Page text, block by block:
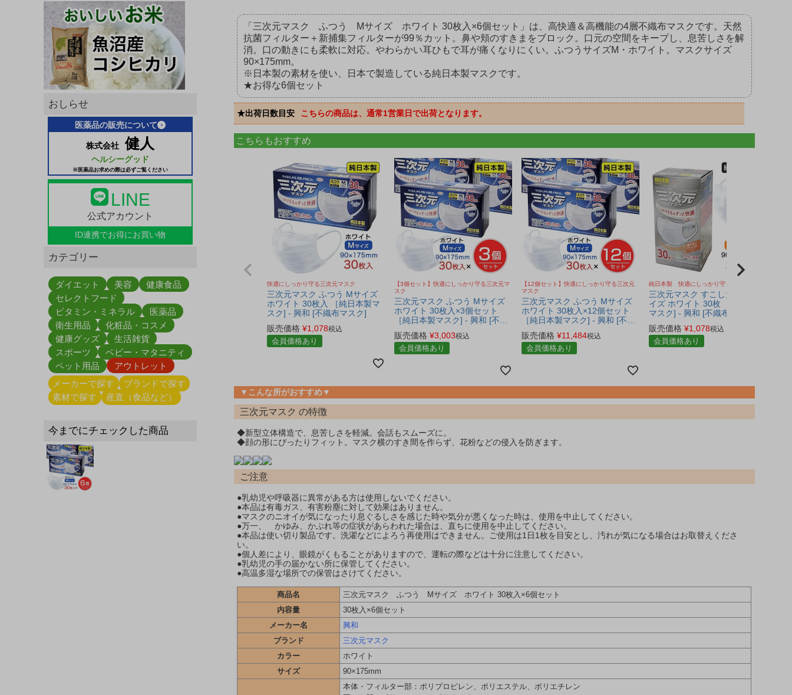
おしらせ
医薬品の販売について
株式会社 健人
ヘルシーグッド
※医薬品お求めの際は必ずご覧ください
LINE
公式アカウント
ID連携でお得にお買い物
カテゴリー
ダイエット 美容
健康食品
セレクトフード
ビタミン・ミネラル
医薬品
衛生用品
化粧品・コスメ
健康グッズ
生活雑貨
スポーツ
ベビー・マタニティ
ペット用品
アウトレット
メーカーで探す
ブランドで探す
素材で探す
産直（食品など）
今までにチェックした商品
「三次元マスク ふつう Mサイズ ホワイト 30枚入×6個セット」は、高快適＆高機能の4層不織布マスクです。天然
抗菌フィルター＋新捕集フィルターが99％カット。鼻や頬のすきまをブロック。口元の空間をキープし、息苦しさを解
消。口の動きにも柔軟に対応。やわらかい耳ひもで耳が痛くなりにくい。ふつうサイズM・ホワイト。マスクサイズ
90×175mm。
※日本製の素材を使い、日本で製造している純日本製マスクです。
★お得な6個セット
★出荷日数目安 こちらの商品は、通常1営業日で出荷となります。
こちらもおすすめ
快適にしっかり守る三次元マスク
三次元マスク ふつう Mサイズ
ホワイト 30枚入 ［純日本製マ
スク] - 興和 [不織布マスク]
販売価格 ¥1,078税込
会員価格あり
【3個セット】快適にしっかり守る三次元マ
スク
三次元マスク ふつう Mサイズ
ホワイト 30枚入×3個セット
［純日本製マスク] - 興和 [不織
布マスク]
販売価格 ¥3,003税込
会員価格あり
【12個セット】快適にしっかり守る三次元
マスク
三次元マスク ふつう Mサイズ
ホワイト 30枚入×12個セット
［純日本製マスク] - 興和 [不織
布マスク]
販売価格 ¥11,484税込
会員価格あり
純日本製 快適にしっかり守る三次元マスク
三次元マスク すこし大きめ Lサ
イズ ホワイト 30枚 ［純日本製
マスク] - 興和 [不織布マスク]
販売価格 ¥1,078税込
会員価格あり
▼こんな所がおすすめ▼
三次元マスク の特徴
◆新型立体構造で、息苦しさを軽減。会話もスムーズに。
◆顔の形にぴったりフィット。マスク横のすき間を作らず、花粉などの侵入を防ぎます。
ご注意
●乳幼児や呼吸器に異常がある方は使用しないでください。
●本品は有毒ガス、有害粉塵に対して効果はありません。
●マスクのニオイが気になったり息ぐるしさを感じた時や気分が悪くなった時は、使用を中止してください。
●万一、 かゆみ、かぶれ等の症状があらわれた場合は、直ちに使用を中止してください。
●本品は使い切り製品です。洗濯などによろう再使用はできません。ご使用は1日1枚を目安とし、汚れが気になる場合はお取替えくださ
い。
●個人差により、眼鏡がくもることがありますので、運転の際などは十分に注意してください。
●乳幼児の手の届かない所に保管してください。
●高温多湿な場所での保管はさけてください。
商品名
三次元マスク ふつう Mサイズ ホワイト 30枚入×6個セット
内容量
30枚入×6個セット
メーカー名
興和
ブランド
三次元マスク
カラー
ホワイト
サイズ
90×175mm
本体・フィルター部：ポリプロピレン、ポリエステル、ポリエチレン